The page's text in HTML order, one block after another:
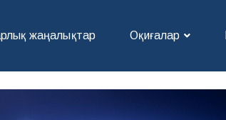
жаңалықтар Оқиғалар